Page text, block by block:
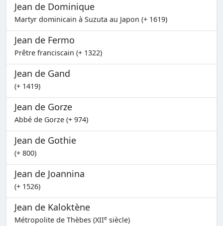
Jean de Dominique
Martyr dominicain à Suzuta au Japon (+ 1619)
Jean de Fermo
Prêtre franciscain (+ 1322)
Jean de Gand
(+ 1419)
Jean de Gorze
Abbé de Gorze (+ 974)
Jean de Gothie
(+ 800)
Jean de Joannina
(+ 1526)
Jean de Kaloktène
Métropolite de Thèbes (XIIe siècle)